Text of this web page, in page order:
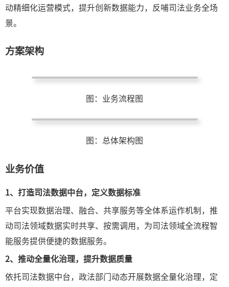
动精细化运营模式，提升创新数据能力，反哺司法业务全场
景。
方案架构
图：业务流程图
图：总体架构图
业务价值
1、 打造司法数据中台，定义数据标准
平台实现数据治理、融合、共享服务等全体系运作机制，推
动司法领域数据实时共享、按需调用，为司法领域全流程智
能服务提供便捷的数据服务。
2、 推动全量化治理，提升数据质量
依托司法数据中台，政法部门动态开展数据全量化治理，定